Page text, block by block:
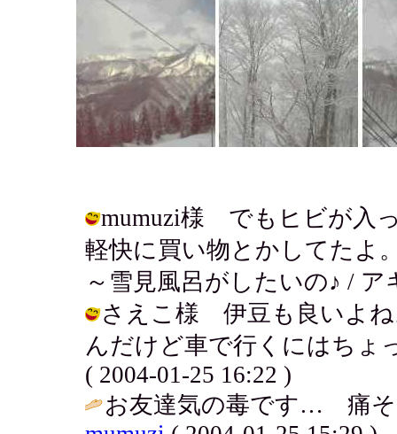
mumuzi様 でもヒビが入
軽快に買い物とかしてたよ
～雪見風呂がしたいの♪ / ア
さえこ様 伊豆も良いよね
んだけど車で行くにはちょ
( 2004-01-25 16:22 )
お友達気の毒です… 痛そ